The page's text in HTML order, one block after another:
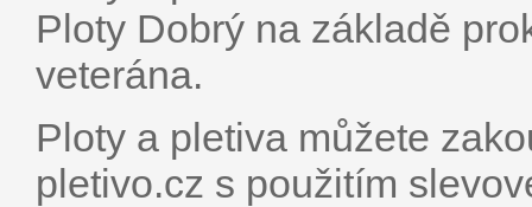
Ploty Dobrý na základě
veterána.
Ploty a pletiva můžete
pletivo.cz s použitím